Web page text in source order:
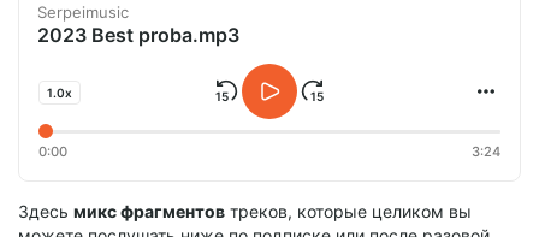
Serpeimusic
2023 Best proba.mp3
1.0x
0:00 3:24
Здесь микс фрагментов треков, которые целиком вы